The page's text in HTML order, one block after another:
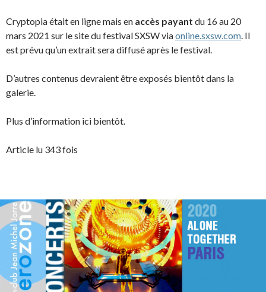
Cryptopia était en ligne mais en accès payant du 16 au 20
mars 2021 sur le site du festival SXSW viaonline.sxsw.com . Il
est prévu qu’un extrait sera diffusé après le festival.
D’autres contenus devraient être exposés bientôt dans la
galerie.
Plus d’information ici bientôt.
Article lu 343 fois